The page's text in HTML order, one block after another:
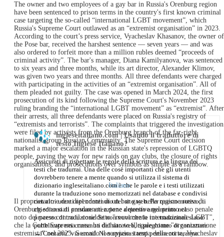
The owner and two employees of a gay bar in Russia's Orenburg region
have been sentenced to prison terms in the country's first known criminal
case targeting the so-called “international LGBT movement”, which
Russia's Supreme Court outlawed as an “extremist organisation” in 2023.
According to the court’s press service, Vyacheslav Khasanov, the owner of
the Pose bar, received the harshest sentence — seven years — and was
also ordered to forfeit more than a million rubles deemed “proceeds of
criminal activity”. The bar's manager, Diana Kamilyanova, was sentenced
to six years and three months, while its art director, Alexander Klimov,
was given two years and three months. All three defendants were charged
with participating in the activities of an “extremist organisation”. All of
them pleaded not guilty. The case was opened in March 2024, the first
prosecution of its kind following the Supreme Court's November 2023
ruling branding the “international LGBT movement” as “extremist”. After
their arrests, all three defendants were placed on Russia's registry of
“extremists and terrorists”. The complaints that triggered the investigation
were filed by activists from the Orenburg branch of the far-right
nationalist group Russian Community. The Supreme Court decision
marked a major escalation in the Russian state's repression of LGBTQ
people, paving the way for new raids on gay clubs, the closure of rights
organisations, and prosecutions over symbols as simple as a rainbow.
Italiano
Il proprietario e due dipendenti di un bar gay nella regione russa di
Orenburg sono stati condannati a pene detentive nel primo caso penale
noto del paese contro il cosiddetto "movimento internazionale LGBT",
che la Corte Suprema russa ha dichiarato illegale come "organizzazione
estremista" nel 2023. Secondo il servizio stampa della corte, Vyacheslav
ingleseitaliano.com | Usando il traduttore di
testo Inglese Italiano?
Assicurati di rispettare le regole della scrittura e la lingua dei
testi che tradurrai. Una delle cose importanti che gli utenti
dovrebbero tenere a mente quando si utilizza il sistema di
dizionario ingleseitaliano.com è che le parole e i testi utilizzati
durante la traduzione sono memorizzati nel database e condivisi
con altri utenti nel contenuto del sito web. Per questo motivo, ti
chiediamo di prestare attenzione a questo argomento nel
processo di traduzione. Se non vuoi che le tue traduzioni siano
pubblicate nei contenuti del sito web, ti preghiamo di contattare
→"Contatto"via email. Non appena i testi pertinenti saranno